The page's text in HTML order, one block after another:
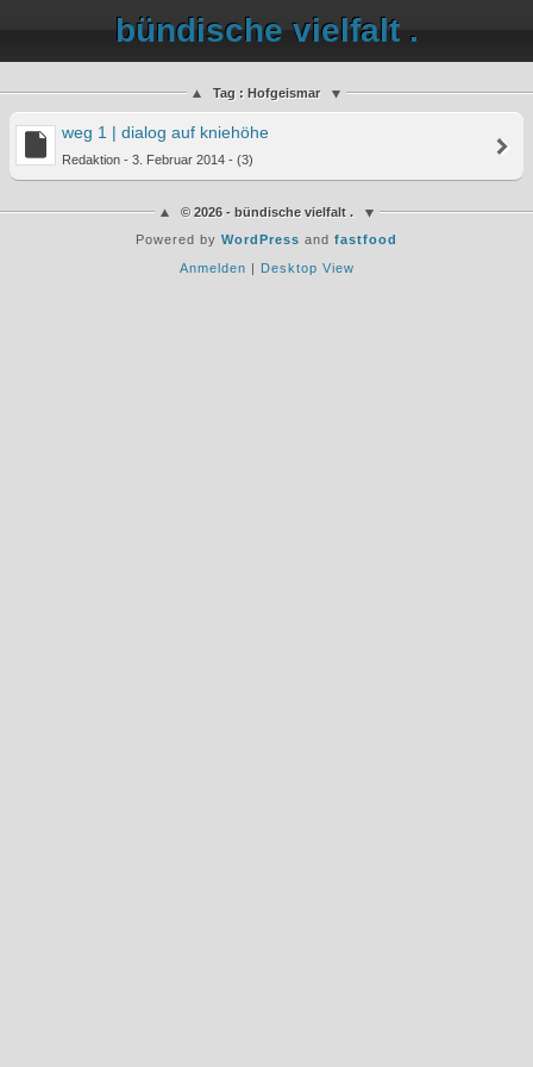
bündische vielfalt .
Tag : Hofgeismar
weg 1 | dialog auf kniehöhe
Redaktion - 3. Februar 2014 - (3)
© 2026 - bündische vielfalt .
Powered by WordPress and fastfood
Anmelden | Desktop View